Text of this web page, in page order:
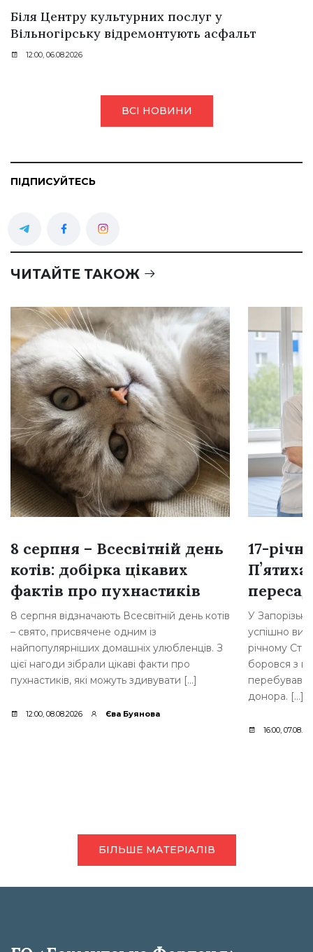
Біля Центру культурних послуг у
Вільногірську відремонтують асфальт
12:00, 06.08.2026
ВСІ НОВИНИ
ПІДПИСУЙТЕСЬ
ЧИТАЙТЕ ТАКОЖ
8 серпня – Всесвітній день
котів: добірка цікавих
фактів про пухнастиків
8 серпня відзначають Всесвітній день котів
– свято, присвячене одним із
найпопулярніших домашніх улюбленців. З
цієї нагоди зібрали цікаві факти про
пухнастиків, які можуть здивувати […]
12:00, 08.08.2026 Єва Буянова
17-
У
успішно
річному
боровся з
перебував у
донора. […]
16:00,
БІЛЬШЕ МАТЕРІАЛІВ